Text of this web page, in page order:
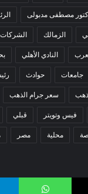
مصطفى مدبولى
الزمالك الشركات
النادي الأهلي
جامعات حوادث
سعر جرام الذهب
فيس وتويتر قبلي
محلية مصر